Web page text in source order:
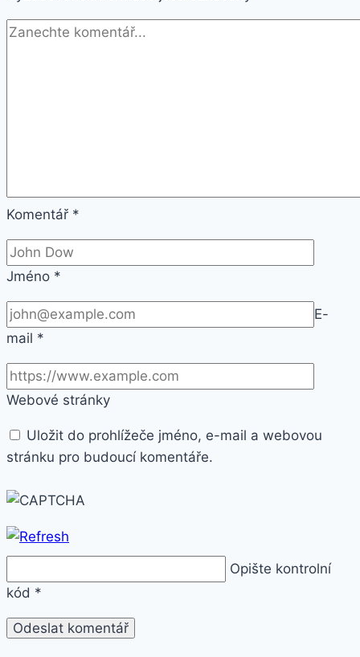
Komentář *
Jméno *
E-
mail *
Webové stránky
Uložit do prohlížeče jméno, e-mail a webovou
stránku pro budoucí komentáře.
Opište kontrolní
kód *